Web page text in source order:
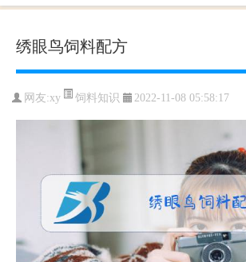
绣眼鸟饲料配方
网友:xy 饲料知识 2022-11-08 05:58:17